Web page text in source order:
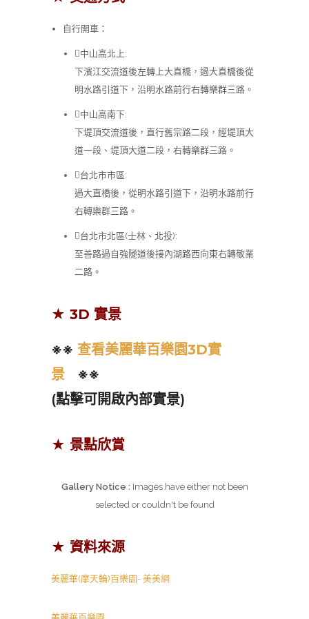
自行開車：
中山高北上:
下濱江交流道後左轉上大直橋，過大直橋後從
明水路引道下，沿明水路前行右轉樂群三路。
中山高南下:
下堤頂交流道後，直行舊宗路二段，經堤頂大
道一段、堤頂大道二段，右轉樂群三路。
台北市市區:
過大直橋後，從明水路引道下，沿明水路前行
右轉樂群三路。
台北市北區(士林、北投):
至善路過自強隧道後接內湖路西向東右轉敬業
二路。
★ 3D 實景
※※ 查看美麗華百樂園3D實
景
※※
(點擊可開啟內部實景)
★ 景點欣賞
Gallery Notice : Images have either not been
selected or couldn't be found
★ 資料來源
美麗華(摩天輪)百樂園- 美美網